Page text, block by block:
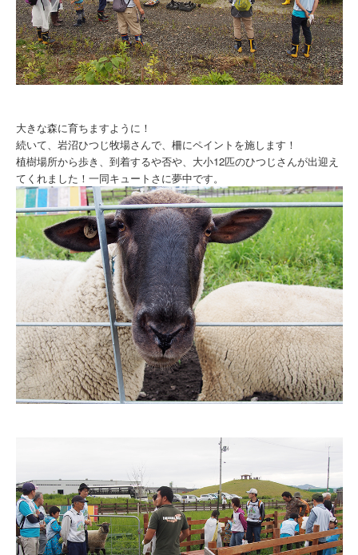
大きな森に育ちますように！
続いて、岩沼ひつじ牧場さんで、柵にペイントを施します！
植樹場所から歩き、到着するや否や、大小12匹のひつじさんが出迎え
てくれました！一同キュートさに夢中です。